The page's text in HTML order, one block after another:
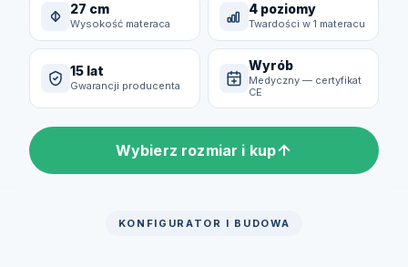
27 cm
Wysokość materaca
4 poziomy
Twardości w 1 materacu
15 lat
Gwarancji producenta
Wyrób
Medyczny — certyfikat
CE
Wybierz rozmiar i kup
KONFIGURATOR I BUDOWA